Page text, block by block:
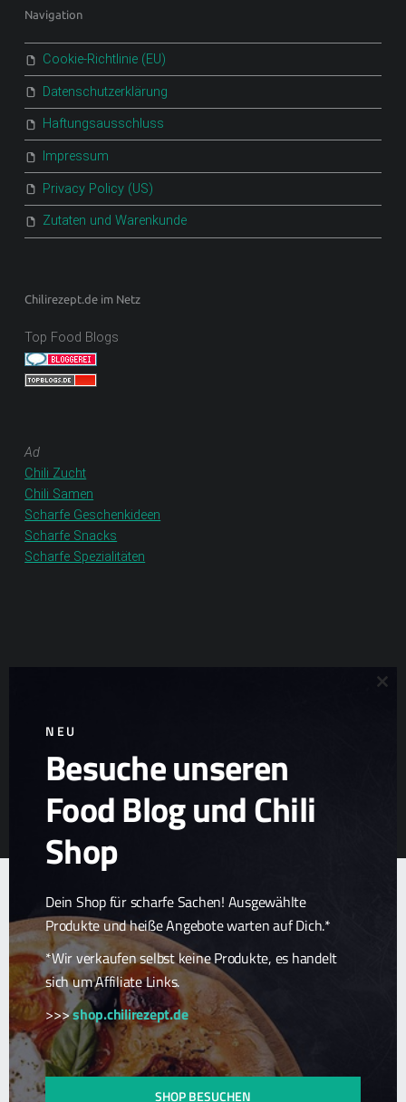
Navigation
Cookie-Richtlinie (EU)
Datenschutzerklärung
Haftungsausschluss
Impressum
Privacy Policy (US)
Zutaten und Warenkunde
Chilirezept.de im Netz
Top Food Blogs
Ad
Chili Zucht
Chili Samen
Scharfe Geschenkideen
Scharfe Snacks
Scharfe Spezialitäten
© 2026Chilirezept.de Food Blog | Alle Rechte vorbehalten.
Datenschutzerklärung |Zurück nach oben ↑
NEU
Besuche unseren
Food Blog und Chili
Shop
Dein Shop für scharfe Sachen! Ausgewählte
Produkte und heiße Angebote warten auf Dich.*
*Wir verkaufen selbst keine Produkte, es handelt
sich um Affiliate Links.
>>>shop.chilirezept.de
SHOP BESUCHEN